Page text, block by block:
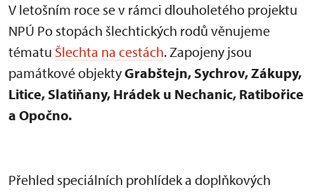
V letošním roce se v rámci dlouholetého projektu
NPÚ Po stopách šlechtických rodů věnujeme
tématu Šlechta na cestách. Zapojeny jsou
památkové objektyGrabštejn, Sychrov, Zákupy,
Litice, Slatiňany, Hrádek u Nechanic, Ratibořice
a Opočno.
Přehled speciálních prohlídek a doplňkových